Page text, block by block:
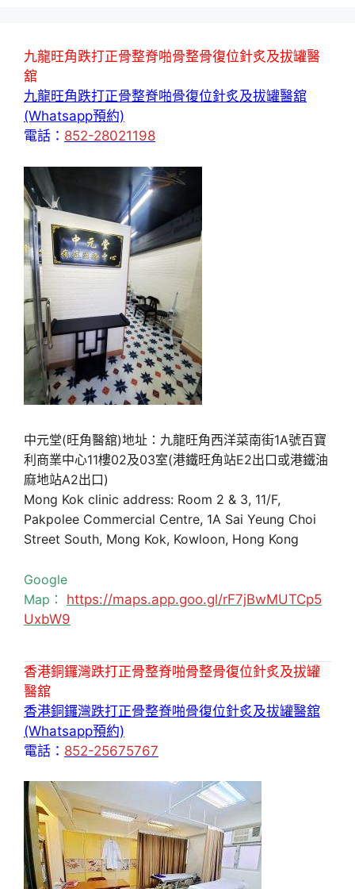
九龍旺角跌打正骨整脊啪骨整骨復位針炙及拔罐醫
舘
九龍旺角跌打正骨整脊啪骨復位針炙及拔罐醫舘
(Whatsapp預約)
電話： 852-28021198
中元堂(旺角醫舘)地址：九龍旺角西洋菜南街1A號百寶
利商業中心11樓02及03室(港鐵旺角站E2出口或港鐵油
麻地站A2出口)
Mong Kok clinic address: Room 2 & 3, 11/F,
Pakpolee Commercial Centre, 1A Sai Yeung Choi
Street South, Mong Kok, Kowloon, Hong Kong
Google
Map： https://maps.app.goo.gl/rF7jBwMUTCp5
UxbW9
香港銅鑼灣跌打正骨整脊啪骨整骨復位針炙及拔罐
醫舘
香港銅鑼灣跌打正骨整脊啪骨復位針炙及拔罐醫舘
(Whatsapp預約)
電話： 852-25675767